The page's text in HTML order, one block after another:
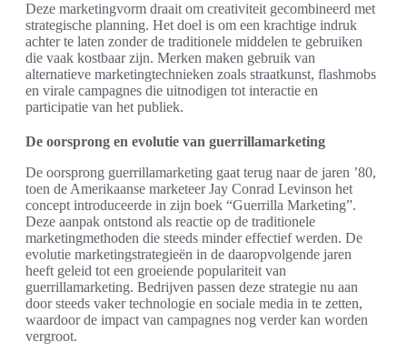
Deze marketingvorm draait om creativiteit gecombineerd met
strategische planning. Het doel is om een krachtige indruk
achter te laten zonder de traditionele middelen te gebruiken
die vaak kostbaar zijn. Merken maken gebruik van
alternatieve marketingtechnieken zoals straatkunst, flashmobs
en virale campagnes die uitnodigen tot interactie en
participatie van het publiek.
De oorsprong en evolutie van guerrillamarketing
De oorsprong guerrillamarketing gaat terug naar de jaren ’80,
toen de Amerikaanse marketeer Jay Conrad Levinson het
concept introduceerde in zijn boek “Guerrilla Marketing”.
Deze aanpak ontstond als reactie op de traditionele
marketingmethoden die steeds minder effectief werden. De
evolutie marketingstrategieën in de daaropvolgende jaren
heeft geleid tot een groeiende populariteit van
guerrillamarketing. Bedrijven passen deze strategie nu aan
door steeds vaker technologie en sociale media in te zetten,
waardoor de impact van campagnes nog verder kan worden
vergroot.